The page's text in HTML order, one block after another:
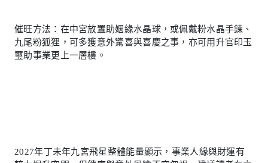
催旺方法：在中宮放置助姻緣水晶球，或佩戴粉水晶手鍊、
九尾粉狐狸，可多獲意外驚喜與喜慶之事，亦可用升官印玉
璽助事業更上一層樓。
2027年丁未年九宮飛星整體能量顯示，事業人緣與財運有